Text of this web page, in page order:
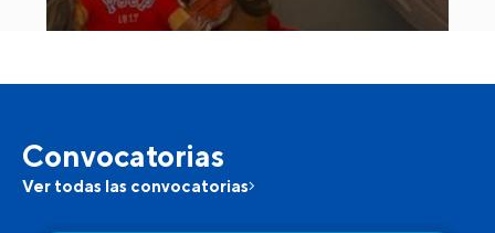
Convocatorias
Ver todas las convocatorias